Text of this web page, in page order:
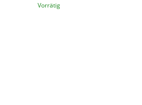
Vorrätig